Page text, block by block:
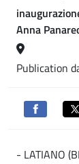
Anna
Publication
- LATIANO